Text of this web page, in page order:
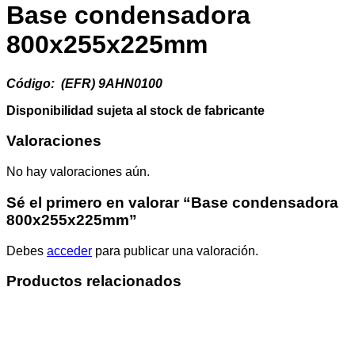
Base condensadora
800x255x225mm
Código: (EFR) 9AHN0100
Disponibilidad sujeta al stock de fabricante
Valoraciones
No hay valoraciones aún.
Sé el primero en valorar “Base condensadora
800x255x225mm”
Debes acceder para publicar una valoración.
Productos relacionados